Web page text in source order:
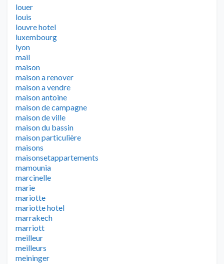
louer
louis
louvre hotel
luxembourg
lyon
mail
maison
maison a renover
maison a vendre
maison antoine
maison de campagne
maison de ville
maison du bassin
maison particulière
maisons
maisonsetappartements
mamounia
marcinelle
marie
mariotte
mariotte hotel
marrakech
marriott
meilleur
meilleurs
meininger